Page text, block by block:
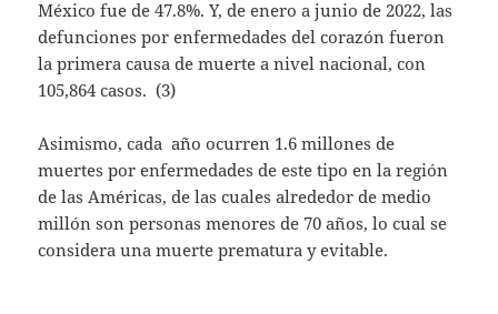
México fue de 47.8%. Y, de enero a junio de 2022, las
defunciones por enfermedades del corazón fueron
la primera causa de muerte a nivel nacional, con
105,864 casos. (3)
Asimismo, cada año ocurren 1.6 millones de
muertes por enfermedades de este tipo en la región
de las Américas, de las cuales alrededor de medio
millón son personas menores de 70 años, lo cual se
considera una muerte prematura y evitable.